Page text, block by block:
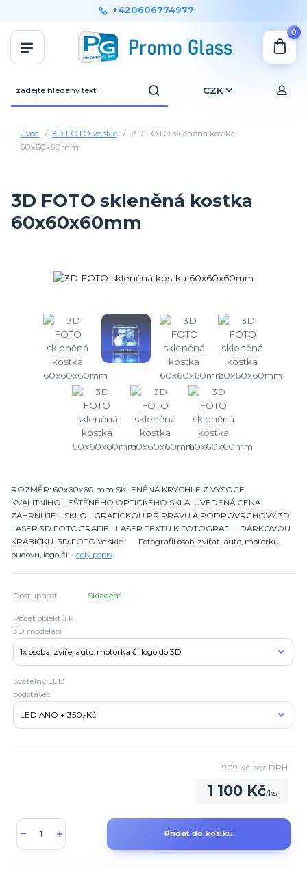
CZK
+420606774977
0
Úvod 3D FOTO ve skle
3D FOTO skleněná kostka
60x60x60mm
3D FOTO skleněná kostka
60x60x60mm
ROZMĚR: 60x60x60 mm SKLENĚNÁ KRYCHLE Z VYSOCE
KVALITNÍHO LEŠTĚNÉHO OPTICKÉHO SKLA UVEDENÁ CENA
ZAHRNUJE: - SKLO - GRAFICKOU PŘÍPRAVU A PODPOVRCHOVÝ 3D
LASER 3D FOTOGRAFIE - LASER TEXTU K FOTOGRAFII - DÁRKOVOU
KRABIČKU 3D FOTO ve skle : Fotografii osob, zvířat, auto, motorku,
budovu, logo či ... celý popis
Dostupnost Skladem
Počet objektů k
3D modelaci
Světelný LED
podstavec
1 100 Kč/ks
909 Kč bez DPH
Přidat do košíku